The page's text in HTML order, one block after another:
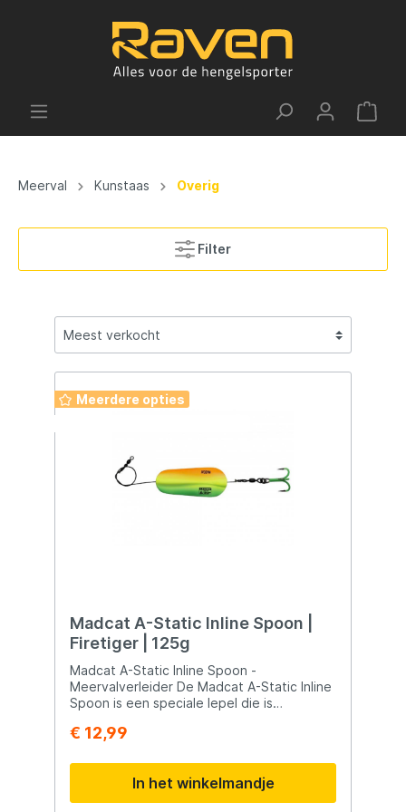
Meerval Kunstaas Overig
Filter
Meerdere opties
Madcat A-Static Inline Spoon |
Firetiger | 125g
Madcat A-Static Inline Spoon -
Meervalverleider De Madcat A-Static Inline
Spoon is een speciale lepel die is
schrikken door het elektrische veld. De
uitermate geschikt voor het verleiden van
meervallen. Hier zijn enkele belangrijke
kenmerken van de Madcat A-Static Inline
€ 12,99
In het winkelmandje